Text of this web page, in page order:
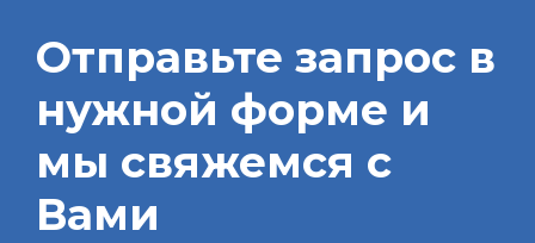
Отправьте запрос в
нужной форме и
мы свяжемся с
Вами